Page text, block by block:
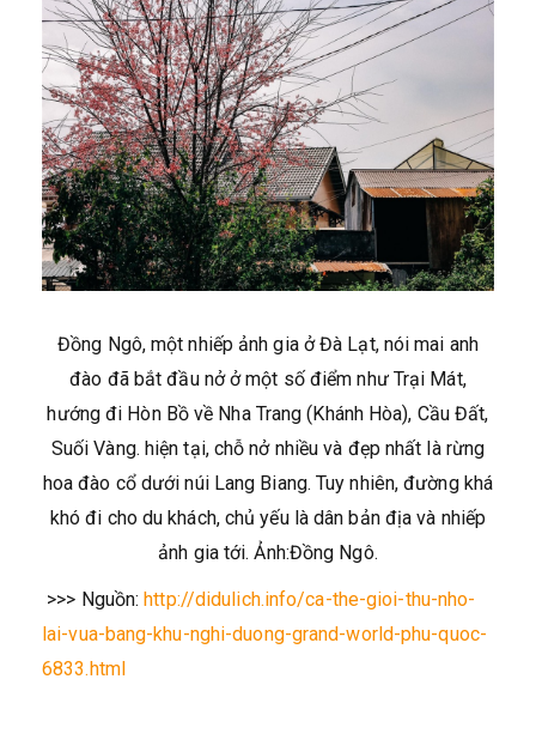
Đồng Ngô, một nhiếp ảnh gia ở Đà Lạt, nói mai anh
đào đã bắt đầu nở ở một số điểm như Trại Mát,
hướng đi Hòn Bồ về Nha Trang (Khánh Hòa), Cầu Đất,
Suối Vàng. hiện tại, chỗ nở nhiều và đẹp nhất là rừng
hoa đào cổ dưới núi Lang Biang. Tuy nhiên, đường khá
khó đi cho du khách, chủ yếu là dân bản địa và nhiếp
ảnh gia tới. Ảnh:Đồng Ngô.
>>> Nguồn:http://didulich.info/ca-the-gioi-thu-nho-
lai-vua-bang-khu-nghi-duong-grand-world-phu-quoc-
6833.html